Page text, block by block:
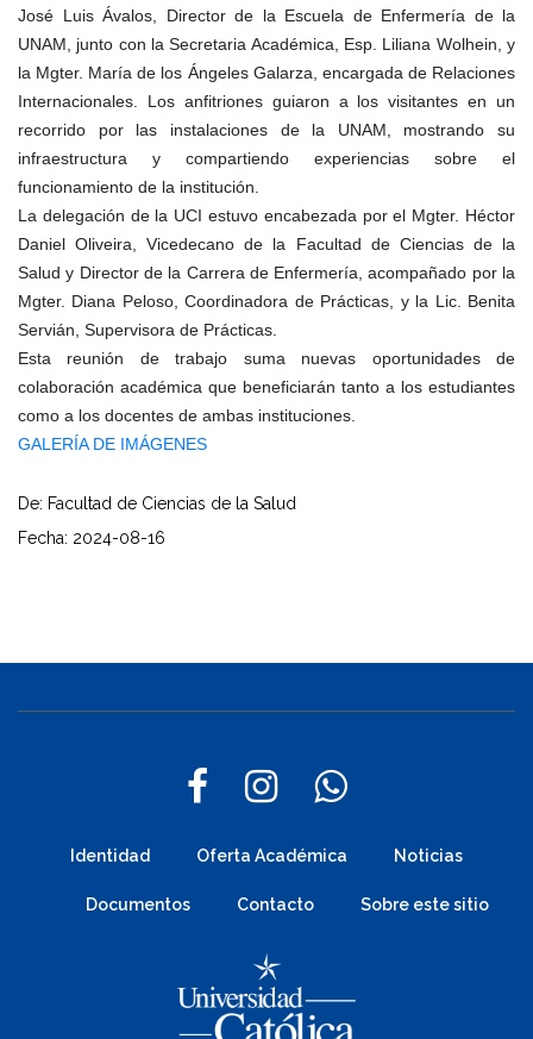
José Luis Ávalos, Director de la Escuela de Enfermería de la
UNAM, junto con la Secretaria Académica, Esp. Liliana Wolhein, y
la Mgter. María de los Ángeles Galarza, encargada de Relaciones
Internacionales. Los anfitriones guiaron a los visitantes en un
recorrido por las instalaciones de la UNAM, mostrando su
infraestructura y compartiendo experiencias sobre el
funcionamiento de la institución.
La delegación de la UCI estuvo encabezada por el Mgter. Héctor
Daniel Oliveira, Vicedecano de la Facultad de Ciencias de la
Salud y Director de la Carrera de Enfermería, acompañado por la
Mgter. Diana Peloso, Coordinadora de Prácticas, y la Lic. Benita
Servián, Supervisora de Prácticas.
Esta reunión de trabajo suma nuevas oportunidades de
colaboración académica que beneficiarán tanto a los estudiantes
como a los docentes de ambas instituciones.
GALERÍA DE IMÁGENES
De: Facultad de Ciencias de la Salud
Fecha: 2024-08-16
Identidad Oferta Académica Noticias
Documentos Contacto Sobre este sitio